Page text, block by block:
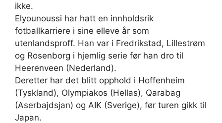
ikke.
Elyounoussi har hatt en innholdsrik
fotballkarriere i sine elleve år som
utenlandsproff. Han var i Fredrikstad, Lillestrøm
og Rosenborg i hjemlig serie før han dro til
Heerenveen (Nederland).
Deretter har det blitt opphold i Hoffenheim
(Tyskland), Olympiakos (Hellas), Qarabag
(Aserbajdsjan) og AIK (Sverige), før turen gikk til
Japan.